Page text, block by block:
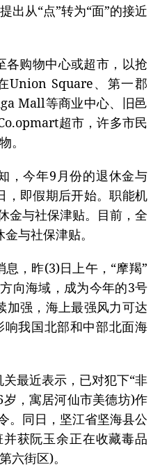
出从“点”转为“面”的接近
购物中心或超市，以抢
Union Square、第一郡
Mall等商业中心、旧邑
超市，许多市民
。
，今年9月份的退休金与
，即假期后开始。职能机
金与社保津贴。目前，全
与社保津贴。
，昨(3)日上午，“摩羯”
向海域，成为今年的3号
加强，海上最强风力可达
我国北部和中部北面海
最近表示，已对犯下“非
，寓居河仙市美德坊)作
。同日，坚江省坚海县公
获阮玉余正在收藏毒品
六街区)。